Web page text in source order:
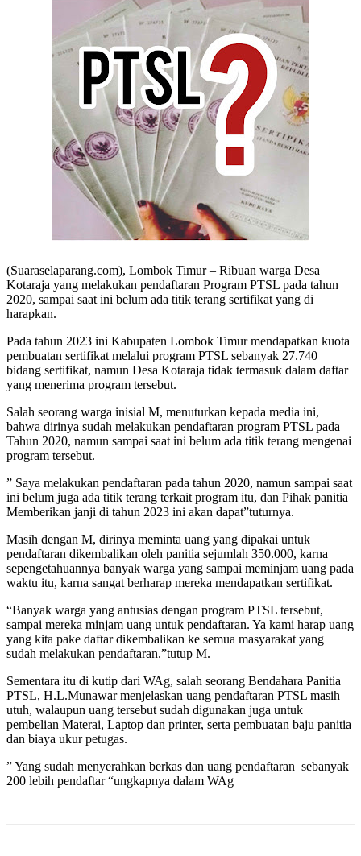
(Suaraselaparang.com), Lombok Timur – Ribuan warga Desa
Kotaraja yang melakukan pendaftaran Program PTSL pada tahun
2020, sampai saat ini belum ada titik terang sertifikat yang di
harapkan.
Pada tahun 2023 ini Kabupaten Lombok Timur mendapatkan kuota
pembuatan sertifikat melalui program PTSL sebanyak 27.740
bidang sertifikat, namun Desa Kotaraja tidak termasuk dalam daftar
yang menerima program tersebut.
Salah seorang warga inisial M, menuturkan kepada media ini,
bahwa dirinya sudah melakukan pendaftaran program PTSL pada
Tahun 2020, namun sampai saat ini belum ada titik terang mengenai
program tersebut.
” Saya melakukan pendaftaran pada tahun 2020, namun sampai saat
ini belum juga ada titik terang terkait program itu, dan Pihak panitia
Memberikan janji di tahun 2023 ini akan dapat”tuturnya.
Masih dengan M, dirinya meminta uang yang dipakai untuk
pendaftaran dikembalikan oleh panitia sejumlah 350.000, karna
sepengetahuannya banyak warga yang sampai meminjam uang pada
waktu itu, karna sangat berharap mereka mendapatkan sertifikat.
“Banyak warga yang antusias dengan program PTSL tersebut,
sampai mereka minjam uang untuk pendaftaran. Ya kami harap uang
yang kita pake daftar dikembalikan ke semua masyarakat yang
sudah melakukan pendaftaran.”tutup M.
Sementara itu di kutip dari WAg, salah seorang Bendahara Panitia
PTSL, H.L.Munawar menjelaskan uang pendaftaran PTSL masih
utuh, walaupun uang tersebut sudah digunakan juga untuk
pembelian Materai, Laptop dan printer, serta pembuatan baju panitia
dan biaya ukur petugas.
” Yang sudah menyerahkan berkas dan uang pendaftaran sebanyak
200 lebih pendaftar “ungkapnya dalam WAg